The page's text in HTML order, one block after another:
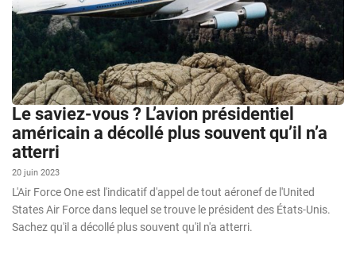
Le saviez-vous ? L’avion présidentiel
américain a décollé plus souvent qu’il n’a
atterri
20 juin 2023
L'Air Force One est l'indicatif d'appel de tout aéronef de l'United
States Air Force dans lequel se trouve le président des États-Unis.
Sachez qu'il a décollé plus souvent qu'il n'a atterri.